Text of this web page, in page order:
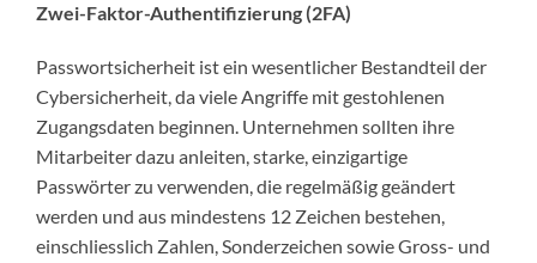
Zwei-Faktor-Authentifizierung (2FA)
Passwortsicherheit ist ein wesentlicher Bestandteil der
Cybersicherheit, da viele Angriffe mit gestohlenen
Zugangsdaten beginnen. Unternehmen sollten ihre
Mitarbeiter dazu anleiten, starke, einzigartige
Passwörter zu verwenden, die regelmäßig geändert
werden und aus mindestens 12 Zeichen bestehen,
einschliesslich Zahlen, Sonderzeichen sowie Gross- und